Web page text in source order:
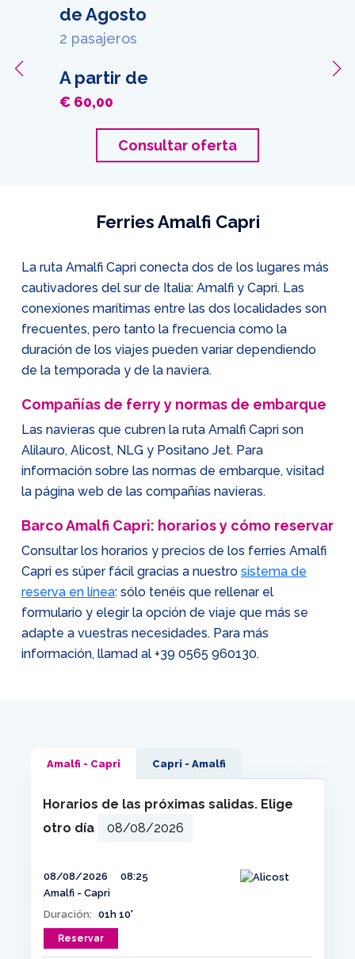
de Agosto
2 pasajeros
A partir de
€ 60,00
Consultar oferta
Ferries Amalfi Capri
La ruta Amalfi Capri conecta dos de los lugares más
cautivadores del sur de Italia: Amalfi y Capri. Las
conexiones marítimas entre las dos localidades son
frecuentes, pero tanto la frecuencia como la
duración de los viajes pueden variar dependiendo
de la temporada y de la naviera.
Compañías de ferry y normas de embarque
Las navieras que cubren la ruta Amalfi Capri son
Alilauro, Alicost, NLG y Positano Jet. Para
información sobre las normas de embarque, visitad
la página web de las compañías navieras.
Barco Amalfi Capri: horarios y cómo reservar
Consultar los horarios y precios de los ferries Amalfi
Capri es súper fácil gracias a nuestro sistema de
reserva en línea: sólo tenéis que rellenar el
formulario y elegir la opción de viaje que más se
adapte a vuestras necesidades. Para más
información, llamad al +39 0565 960130.
Amalfi - Capri Capri - Amalfi
Horarios de las próximas salidas. Elige
otro día
08/08/2026
08:25
Amalfi - Capri
Duración: 01h 10'
Reservar